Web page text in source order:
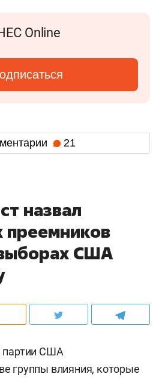
Online
21
назвал
США
партии США
группы влияния, которые